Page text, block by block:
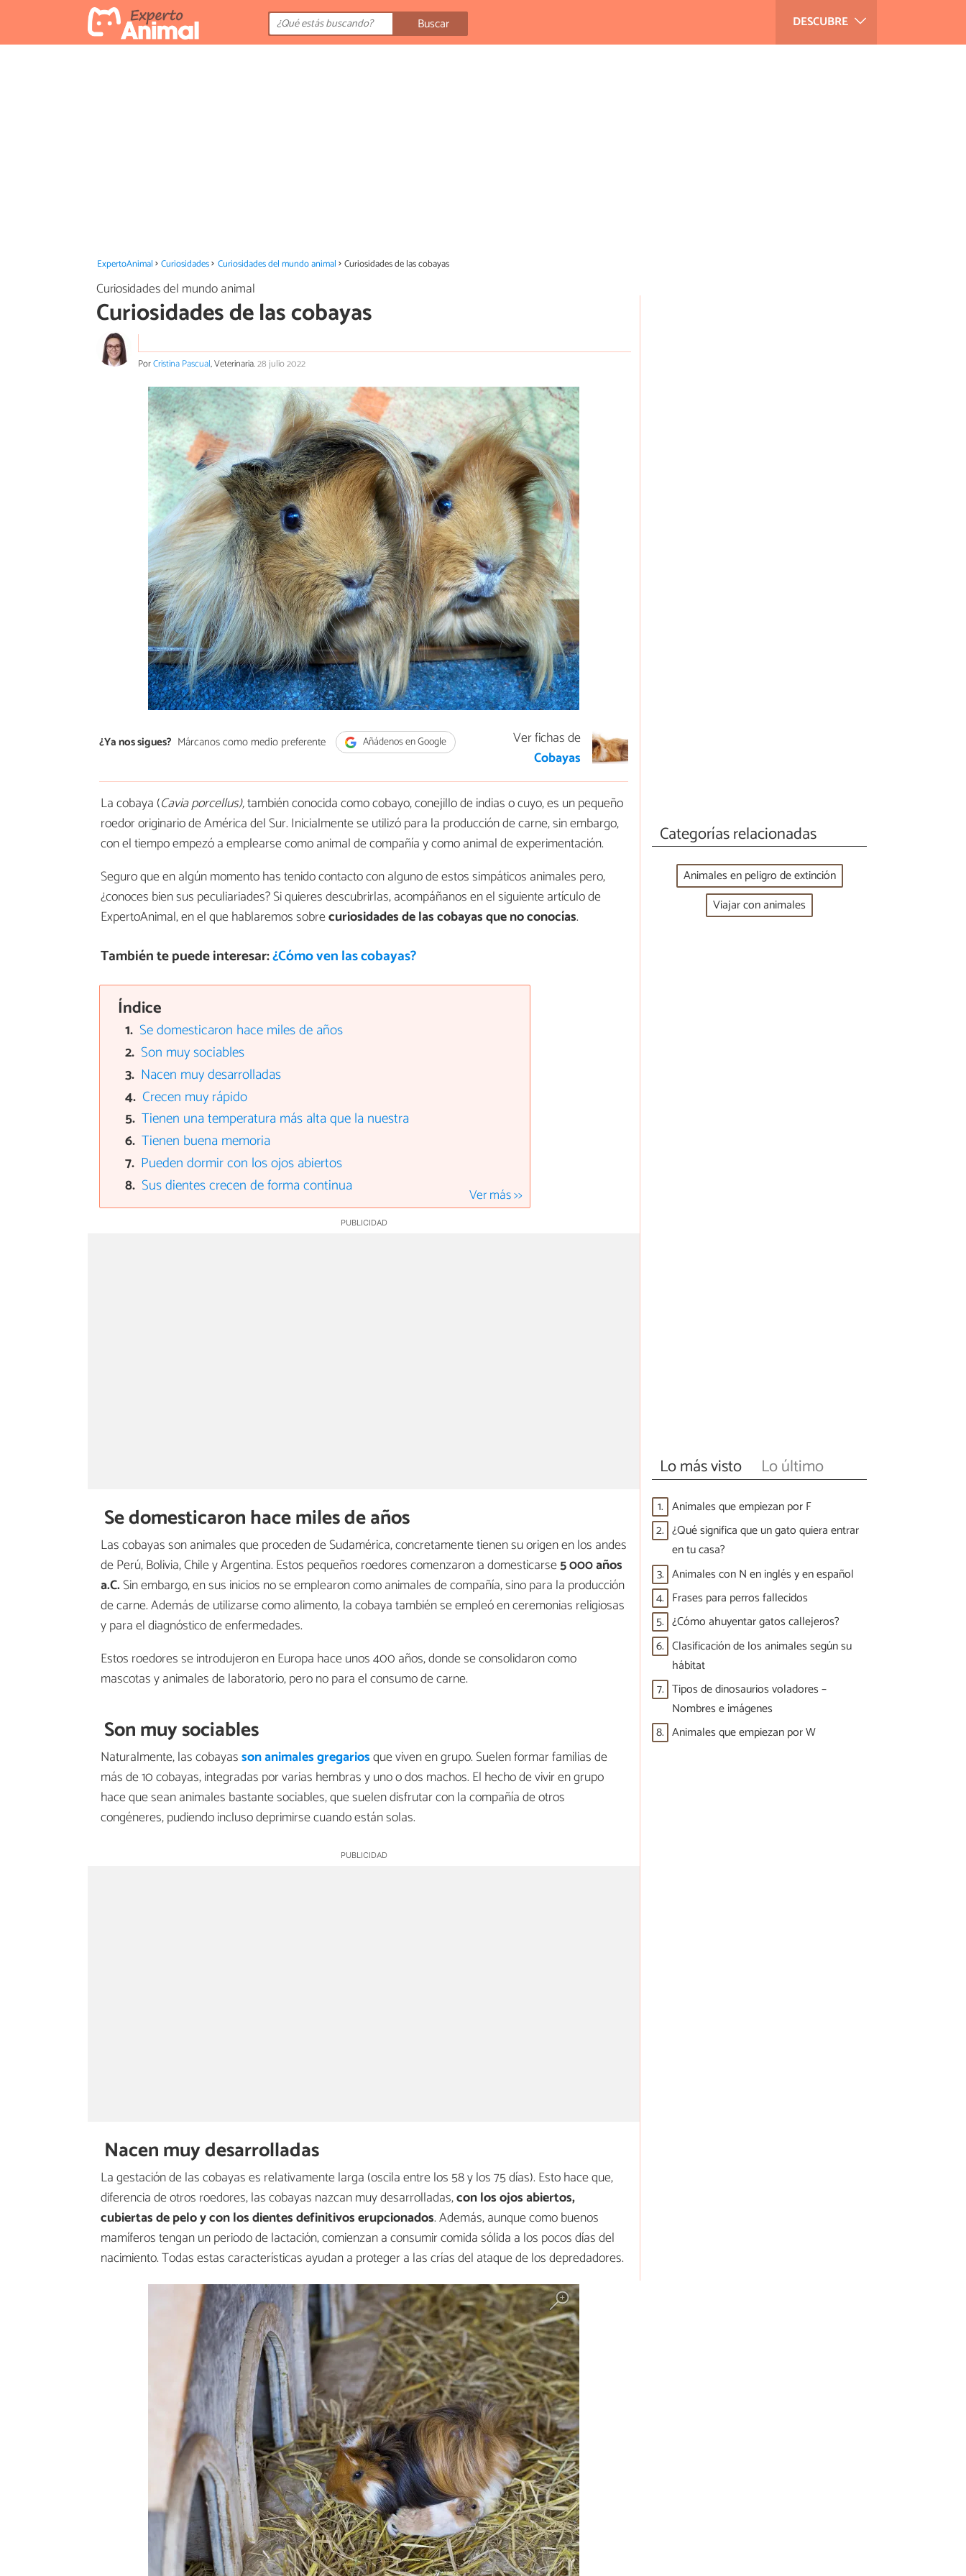
DESCUBRE
Buscar
ExpertoAnimal Curiosidades Curiosidades del mundo animal Curiosidades de las cobayas
Curiosidades del mundo animal
Curiosidades de las cobayas
PorCristina Pascual, Veterinaria.28 julio 2022
¿Ya nos sigues? Márcanos como medio preferente Añádenos en Google
Ver fichas de
Cobayas
La cobaya (Cavia porcellus),también conocida como cobayo, conejillo de indias o cuyo, es un pequeño
roedor originario de América del Sur. Inicialmente se utilizó para la producción de carne, sin embargo,
con el tiempo empezó a emplearse como animal de compañía y como animal de experimentación.
Seguro que en algún momento has tenido contacto con alguno de estos simpáticos animales pero,
¿conoces bien sus peculiariades? Si quieres descubrirlas, acompáñanos en el siguiente artículo de
ExpertoAnimal, en el que hablaremos sobrecuriosidades de las cobayas que no conocías.
También te puede interesar:¿Cómo ven las cobayas?
Índice
Se domesticaron hace miles de años
Son muy sociables
Nacen muy desarrolladas
Crecen muy rápido
Tienen una temperatura más alta que la nuestra
Tienen buena memoria
Pueden dormir con los ojos abiertos
Sus dientes crecen de forma continua
Ver más >>
Se domesticaron hace miles de años
Las cobayas son animales que proceden de Sudamérica, concretamente tienen su origen en los andes
de Perú, Bolivia, Chile y Argentina. Estos pequeños roedores comenzaron a domesticarse5 000 años
a.C.Sin embargo, en sus inicios no se emplearon como animales de compañía, sino para la producción
de carne. Además de utilizarse como alimento, la cobaya también se empleó en ceremonias religiosas
y para el diagnóstico de enfermedades.
Estos roedores se introdujeron en Europa hace unos 400 años, donde se consolidaron como
mascotas y animales de laboratorio, pero no para el consumo de carne.
Son muy sociables
Naturalmente, las cobayasson animales gregariosque viven en grupo. Suelen formar familias de
más de 10 cobayas, integradas por varias hembras y uno o dos machos. El hecho de vivir en grupo
hace que sean animales bastante sociables, que suelen disfrutar con la compañía de otros
congéneres, pudiendo incluso deprimirse cuando están solas.
Nacen muy desarrolladas
La gestación de las cobayas es relativamente larga (oscila entre los 58 y los 75 días). Esto hace que,
diferencia de otros roedores, las cobayas nazcan muy desarrolladas,con los ojos abiertos,
cubiertas de pelo y con los dientes definitivos erupcionados. Además, aunque como buenos
mamíferos tengan un periodo de lactación, comienzan a consumir comida sólida a los pocos días del
nacimiento. Todas estas características ayudan a proteger a las crías del ataque de los depredadores.
Categorías relacionadas
Animales en peligro de extinción
Viajar con animales
Lo más visto Lo último
1. Animales que empiezan por F
2. ¿Qué significa que un gato quiera entrar
en tu casa?
3. Animales con N en inglés y en español
4. Frases para perros fallecidos
5. ¿Cómo ahuyentar gatos callejeros?
6. Clasificación de los animales según su
hábitat
7. Tipos de dinosaurios voladores –
Nombres e imágenes
8. Animales que empiezan por W